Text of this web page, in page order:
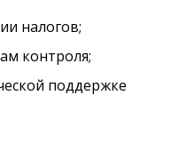
налогов;
контроля;
поддержке